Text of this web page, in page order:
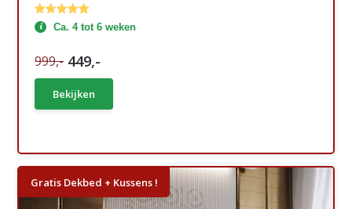
Ca. 4 tot 6 weken
999,- 449,-
Bekijken
Gratis Dekbed + Kussens !